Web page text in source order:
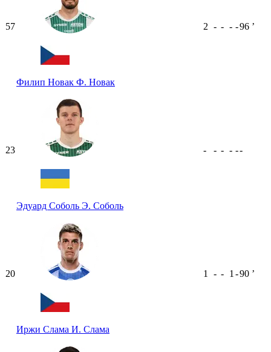
57
Филип Новак Ф. Новак
2 - - - -96 ʼ
23
Эдуард Соболь Э. Соболь
- - - - --
20
Иржи Слама И. Слама
1 - - 1 -90 ʼ